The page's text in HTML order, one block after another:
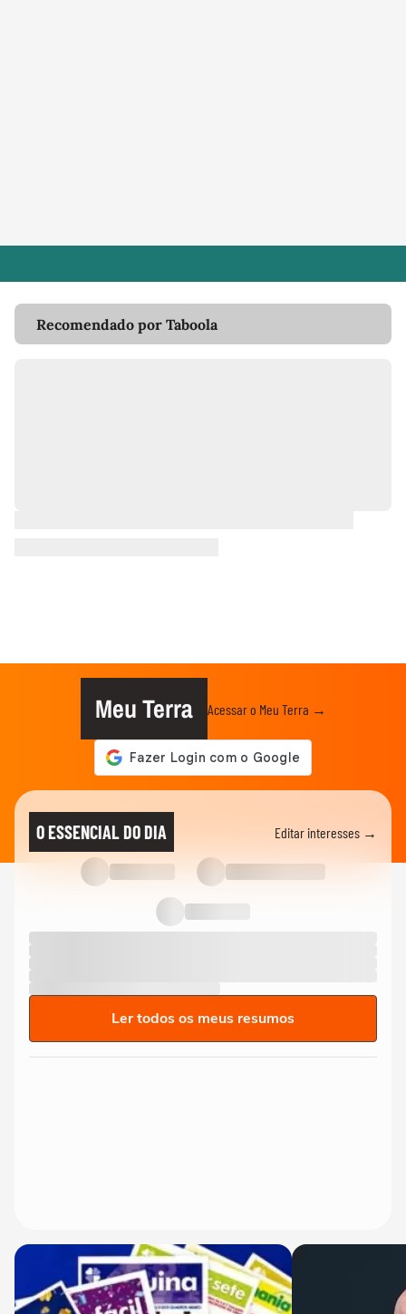
Recomendado por Taboola
Meu Terra Acessar o Meu Terra →
O ESSENCIAL DO DIA Editar interesses →
Ler todos os meus resumos